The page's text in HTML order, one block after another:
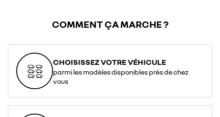
COMMENT ÇA MARCHE ?
CHOISISSEZ VOTRE VÉHICULE
parmi les modèles disponibles près de chez
vous